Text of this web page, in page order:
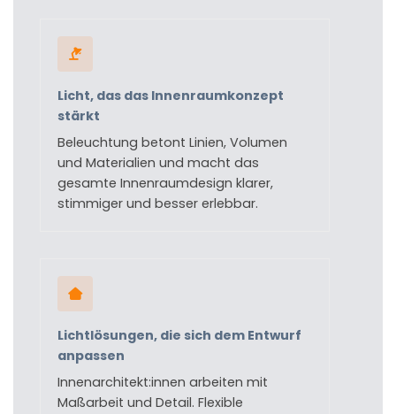
Licht, das das Innenraumkonzept
stärkt
Beleuchtung betont Linien, Volumen
und Materialien und macht das
gesamte Innenraumdesign klarer,
stimmiger und besser erlebbar.
Lichtlösungen, die sich dem Entwurf
anpassen
Innenarchitekt:innen arbeiten mit
Maßarbeit und Detail. Flexible